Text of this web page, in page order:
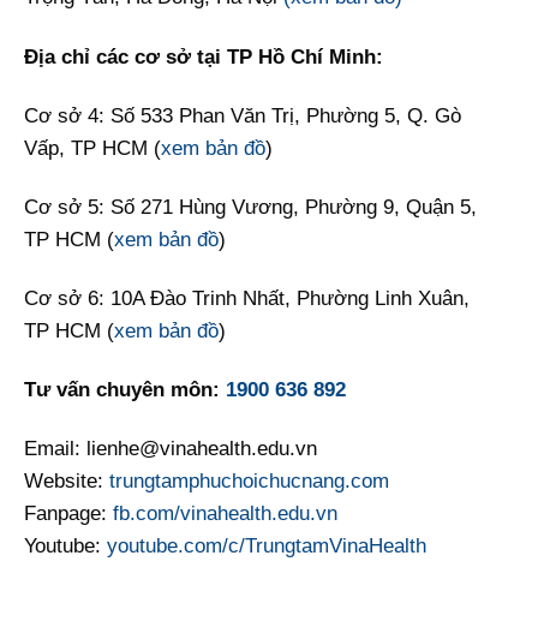
Địa chỉ các cơ sở tại TP Hồ Chí Minh:
Cơ sở 4: Số 533 Phan Văn Trị, Phường 5, Q. Gò
Vấp, TP HCM (xem bản đồ)
Cơ sở 5: Số 271 Hùng Vương, Phường 9, Quận 5,
TP HCM (xem bản đồ)
Cơ sở 6: 10A Đào Trinh Nhất, Phường Linh Xuân,
TP HCM (xem bản đồ)
Tư vấn chuyên môn: 1900 636 892
Email: lienhe@vinahealth.edu.vn
Website: trungtamphuchoichucnang.com
Fanpage: fb.com/vinahealth.edu.vn
Youtube: youtube.com/c/TrungtamVinaHealth